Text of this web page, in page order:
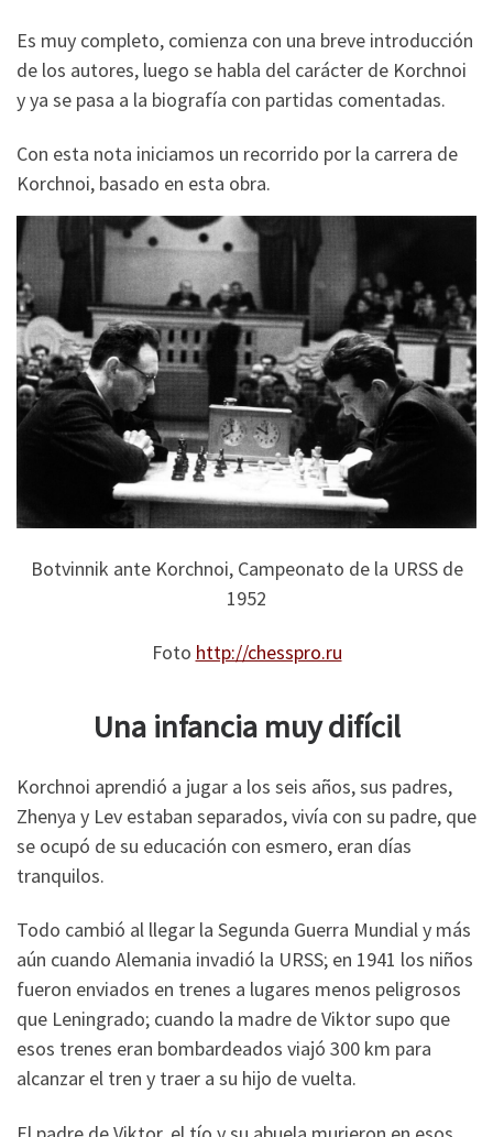
Es muy completo, comienza con una breve introducción
de los autores, luego se habla del carácter de Korchnoi
y ya se pasa a la biografía con partidas comentadas.
Con esta nota iniciamos un recorrido por la carrera de
Korchnoi, basado en esta obra.
Botvinnik ante Korchnoi, Campeonato de la URSS de
1952
Foto http://chesspro.ru
Una infancia muy difícil
Korchnoi aprendió a jugar a los seis años, sus padres,
Zhenya y Lev estaban separados, vivía con su padre, que
se ocupó de su educación con esmero, eran días
tranquilos.
Todo cambió al llegar la Segunda Guerra Mundial y más
aún cuando Alemania invadió la URSS; en 1941 los niños
fueron enviados en trenes a lugares menos peligrosos
que Leningrado; cuando la madre de Viktor supo que
esos trenes eran bombardeados viajó 300 km para
alcanzar el tren y traer a su hijo de vuelta.